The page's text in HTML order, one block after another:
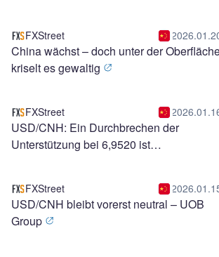
FXStreet
China wächst – doch unter der
kriselt es gewaltig
FXStreet
USD/CNH: Ein Durchbrechen der
Unterstützung bei 6,9520 ist
FXStreet
USD/CNH bleibt vorerst neutral – UOB
Group